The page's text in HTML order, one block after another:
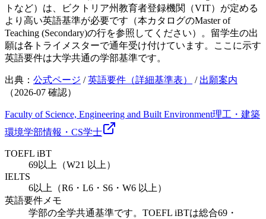
トなど）は、ビクトリア州教育者登録機関（VIT）が定める
より高い英語基準が必要です（本カタログのMaster of
Teaching (Secondary)の行を参照してください）。留学生の出
願は各トライメスターで通年受け付けています。ここに示す
英語要件は大学共通の学部基準です。
出典： 公式ページ /英語要件（詳細基準表） / 出願案内
（2026-07 確認）
Faculty of Science, Engineering and Built Environment理工・建築
環境学部情報・CS学士
TOEFL iBT
69以上（W21 以上）
IELTS
6以上（R6・L6・S6・W6 以上）
英語要件メモ
学部の全学共通基準です。TOEFL iBTは総合69・